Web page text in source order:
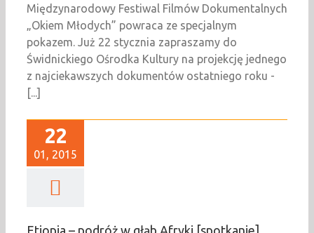
Międzynarodowy Festiwal Filmów Dokumentalnych
„Okiem Młodych” powraca ze specjalnym
pokazem. Już 22 stycznia zapraszamy do
Świdnickiego Ośrodka Kultury na projekcję jednego
z najciekawszych dokumentów ostatniego roku -
[...]
22
01, 2015